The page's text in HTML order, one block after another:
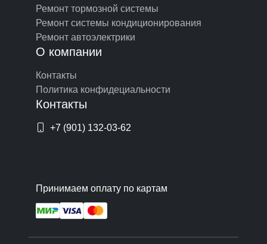
Ремонт тормозной системы
Ремонт системы кондиционирования
Ремонт автоэлектрики
О компании
Контакты
Политика конфидециальности
Контакты
+7 (901) 132-03-62
Принимаем оплату по картам